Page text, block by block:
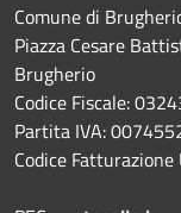
Comune di
Piazza Cesare
Brugherio
Codice Fiscale:
Partita IVA:
Codice Fatturazione